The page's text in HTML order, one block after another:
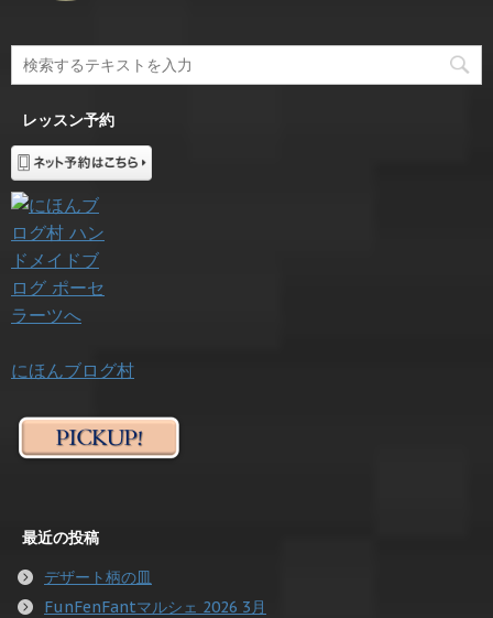
レッスン予約
にほんブログ村
最近の投稿
デザート柄の皿
FunFenFantマルシェ 2026 3月